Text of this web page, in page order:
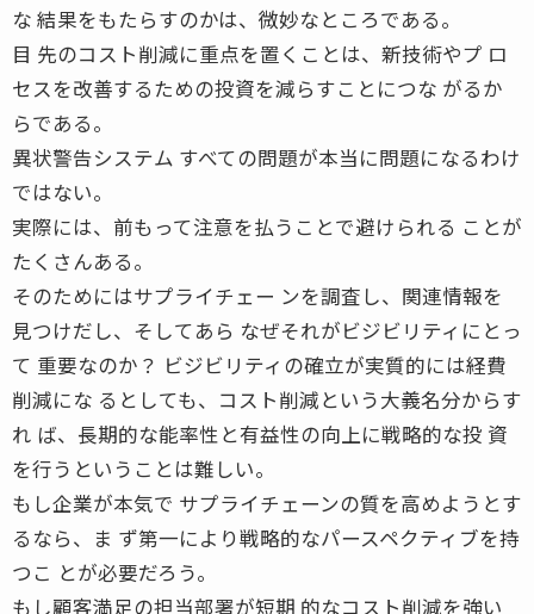
な 結果をもたらすのかは、微妙なところである。
目 先のコスト削減に重点を置くことは、新技術やプ ロ
セスを改善するための投資を減らすことにつな がるか
らである。
異状警告システム すべての問題が本当に問題になるわけ
ではない。
実際には、前もって注意を払うことで避けられる ことが
たくさんある。
そのためにはサプライチェー ンを調査し、関連情報を
見つけだし、そしてあら なぜそれがビジビリティにとっ
て 重要なのか？ ビジビリティの確立が実質的には経費
削減にな るとしても、コスト削減という大義名分からす
れ ば、長期的な能率性と有益性の向上に戦略的な投 資
を行うということは難しい。
もし企業が本気で サプライチェーンの質を高めようとす
るなら、ま ず第一により戦略的なパースペクティブを持
つこ とが必要だろう。
もし顧客満足の担当部署が短期 的なコスト削減を強い